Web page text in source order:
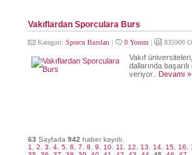
Vakıflardan Sporculara Burs
Kategori: Sporcu Bursları | 0 Yorum | 835909
Vakıf
dallarında
veriyor..
Devamı »
63 Sayfada 942 haber kayıtlı.
1.
2. 3. 4. 5. 6. 7. 8. 9. 10. 11. 12. 13. 14. 15. 16.